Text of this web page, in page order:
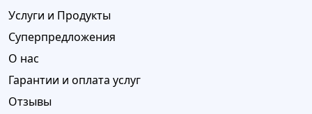
Услуги и Продукты
Суперпредложения
О нас
Гарантии и оплата услуг
Отзывы